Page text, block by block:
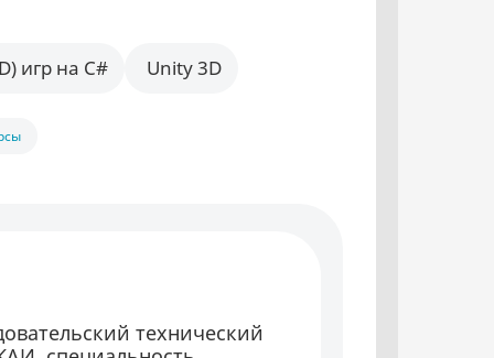
игр на C# Unity 3D
технический